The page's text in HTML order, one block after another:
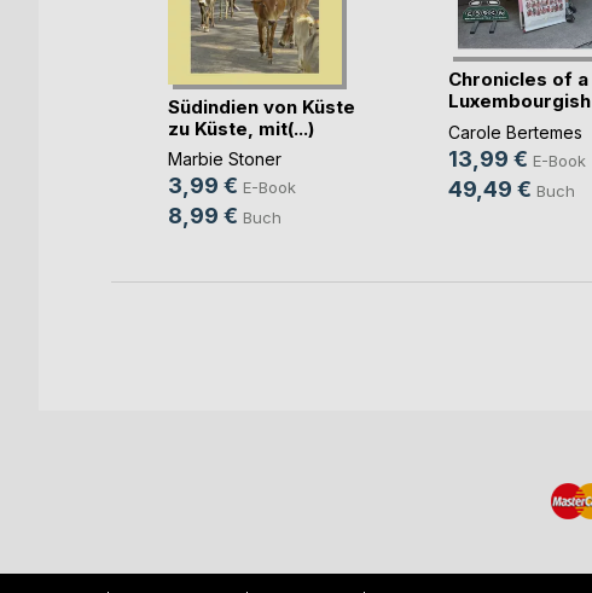
Südindien von Küste
zu Küste, mit(...)
Marbie Stoner
3,99 € E-Book
8,99 € Buch
Chronicles of a
Luxembourgish
Henro
Carole Bertemes
13,99 € E-Book
49,49 € Buch